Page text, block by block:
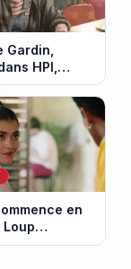
Gardin,
HPI,
cagnotte
difficultés
en
Loup
la trahison